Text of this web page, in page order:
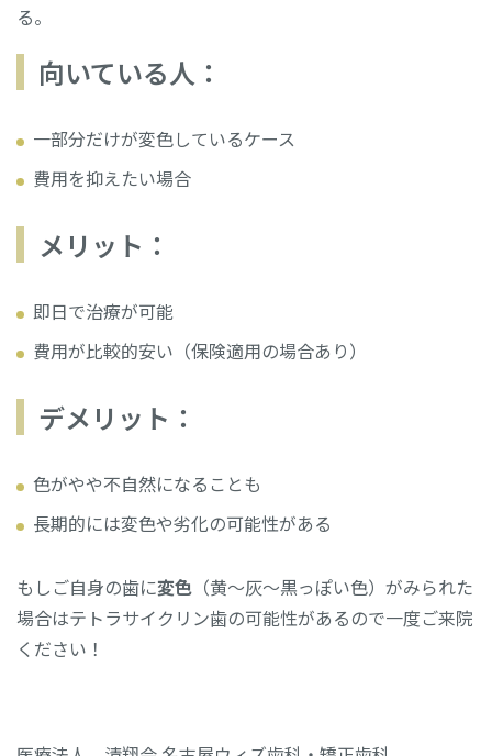
る。
向いている人：
一部分だけが変色しているケース
費用を抑えたい場合
メリット：
即日で治療が可能
費用が比較的安い（保険適用の場合あり）
デメリット：
色がやや不自然になることも
長期的には変色や劣化の可能性がある
もしご自身の歯に変色 （黄〜灰〜黒っぽい色）がみられた
場合はテトラサイクリン歯の可能性があるので一度ご来院
ください！